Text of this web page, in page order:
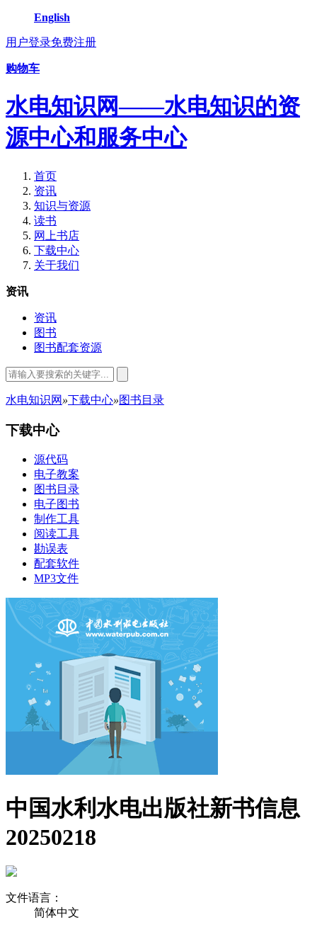
English
用户登录免费注册
购物车
水电知识网——水电知识的资
源中心和服务中心
首页
资讯
知识与资源
读书
网上书店
下载中心
关于我们
资讯
资讯
图书
图书配套资源
水电知识网 »下载中心»图书目录
下载中心
源代码
电子教案
图书目录
电子图书
制作工具
阅读工具
勘误表
配套软件
MP3文件
中国水利水电出版社新书信息
20250218
文件语言：
简体中文